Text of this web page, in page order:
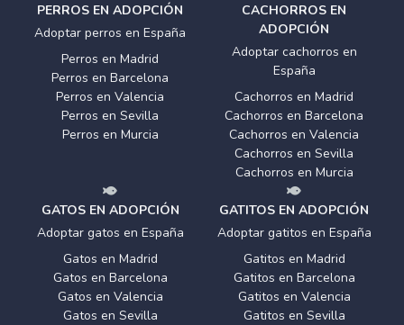
PERROS EN ADOPCIÓN
Adoptar perros en España
Perros en Madrid
Perros en Barcelona
Perros en Valencia
Perros en Sevilla
Perros en Murcia
CACHORROS EN
ADOPCIÓN
Adoptar cachorros en
España
Cachorros en Madrid
Cachorros en Barcelona
Cachorros en Valencia
Cachorros en Sevilla
Cachorros en Murcia
GATOS EN ADOPCIÓN
Adoptar gatos en España
Gatos en Madrid
Gatos en Barcelona
Gatos en Valencia
Gatos en Sevilla
GATITOS EN ADOPCIÓN
Adoptar gatitos en España
Gatitos en Madrid
Gatitos en Barcelona
Gatitos en Valencia
Gatitos en Sevilla